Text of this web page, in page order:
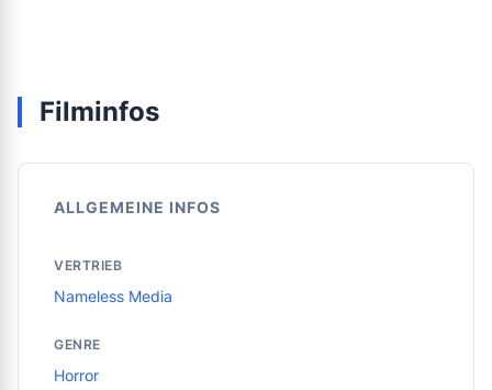
Filminfos
ALLGEMEINE INFOS
VERTRIEB
Nameless Media
GENRE
Horror